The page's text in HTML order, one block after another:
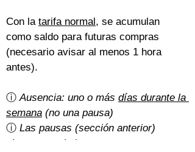
Con la tarifa normal, se acumulan
como saldo para futuras compras
(necesario avisar al menos 1 hora
antes).
ⓘ Ausencia: uno o más días durante la
semana (no una pausa)
ⓘ Las pausas (sección anterior)
siempre se deducen o posponen